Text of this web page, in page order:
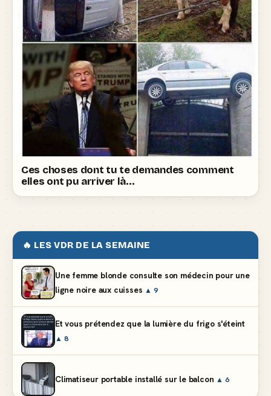
Ces choses dont tu te demandes comment
elles ont pu arriver là…
🔥 LES VDR DE LA SEMAINE
Une femme blonde consulte son médecin pour une
ligne noire aux cuisses ▲ 9
Et vous prétendez que la lumière du frigo s'éteint
▲ 8
Climatiseur portable installé sur le balcon ▲ 6